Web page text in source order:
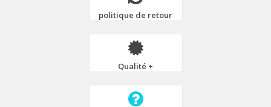
politique de retour
Qualité +